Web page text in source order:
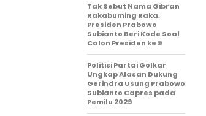
Tak Sebut Nama Gibran
Rakabuming Raka,
Presiden Prabowo
Subianto Beri Kode Soal
Calon Presiden ke 9
Politisi Partai Golkar
Ungkap Alasan Dukung
Gerindra Usung Prabowo
Subianto Capres pada
Pemilu 2029